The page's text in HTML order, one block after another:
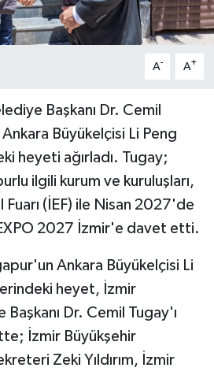
A- A+
Başkanı Dr. Cemil
Büyükelçisi Li Peng
heyeti ağırladı. Tugay;
ilgili kurum ve kuruluşları,
Fuarı (İEF) ile Nisan 2027'de
2027 İzmir'e davet etti.
Ankara Büyükelçisi Li
heyet, İzmir
Başkanı Dr. Cemil Tugay'ı
İzmir Büyükşehir
Zeki Yıldırım, İzmir